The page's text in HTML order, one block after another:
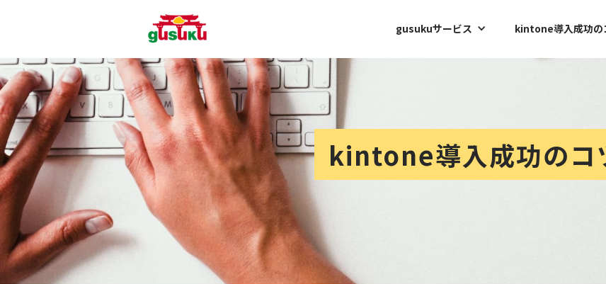
gusukuサービス kintone導入成功の
kintone導入成功のコ